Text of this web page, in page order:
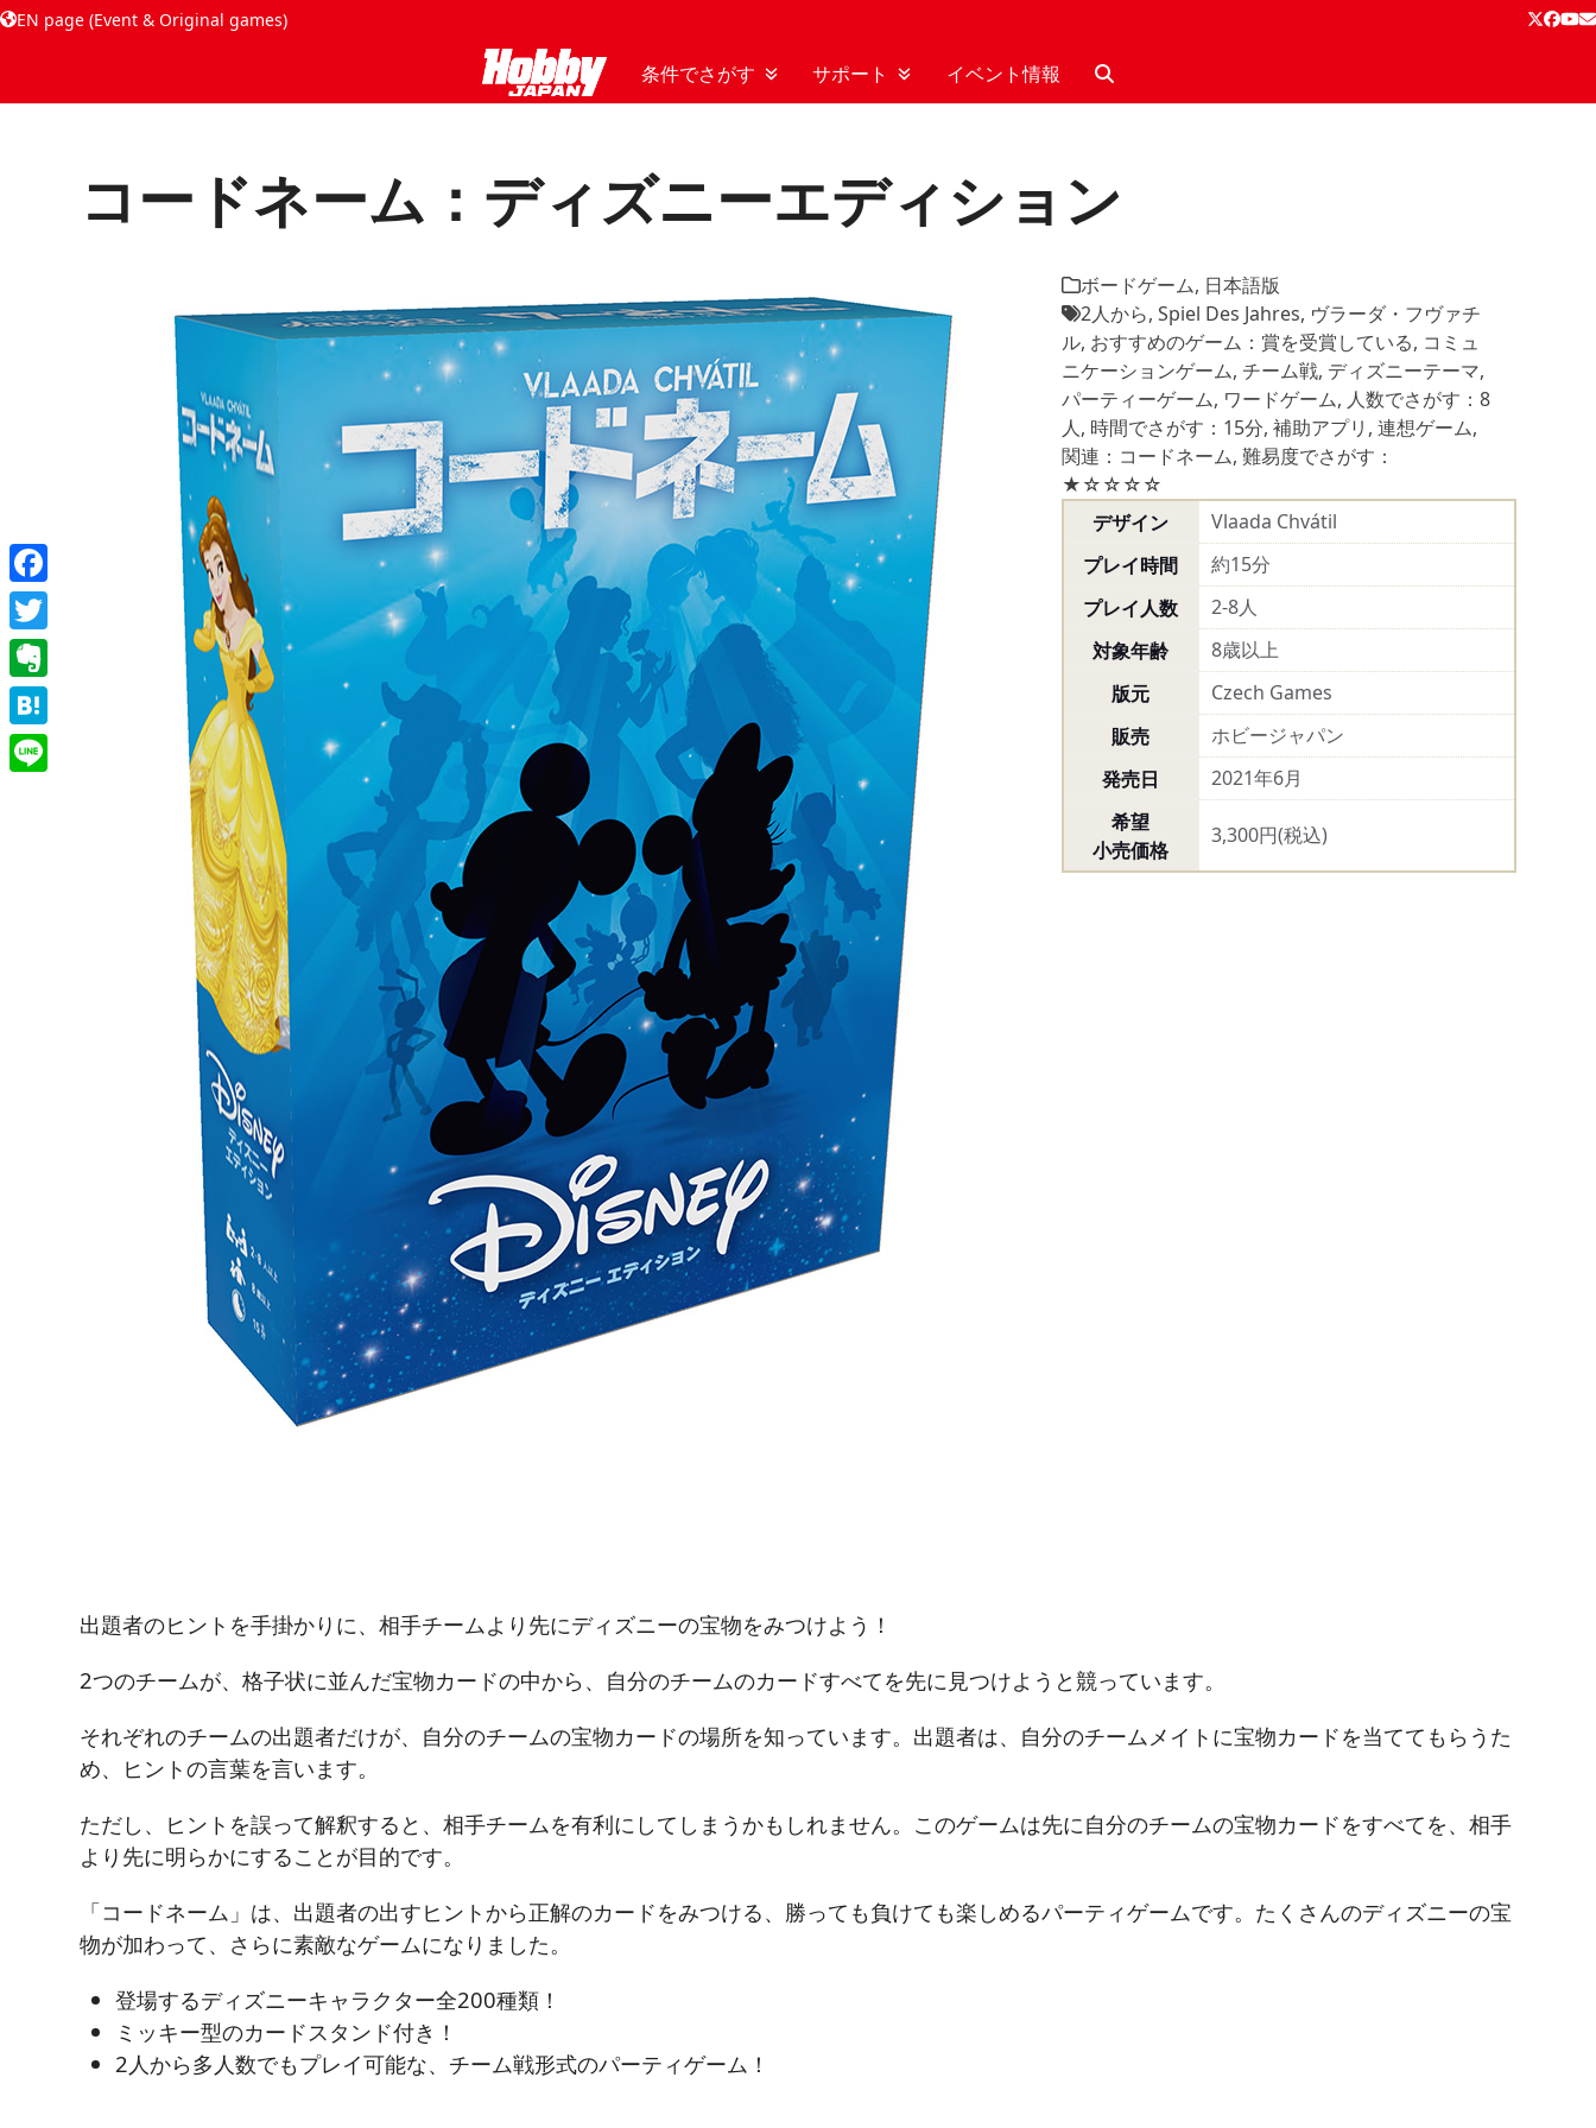
EN page (Event & Original games) Twitter
条件でさがす サポート イベント情報
コードネーム：ディズニーエディション
ボードゲーム, 日本語版
2人から, Spiel Des Jahres, ヴラーダ・フヴァチ
ル, おすすめのゲーム：賞を受賞している, コミュ
ニケーションゲーム, チーム戦, ディズニーテーマ,
パーティーゲーム, ワードゲーム, 人数でさがす：8
人, 時間でさがす：15分, 補助アプリ , 連想ゲーム,
関連：コードネーム, 難易度でさがす：
★☆☆☆☆
デザイン
Vlaada Chvátil
プレイ時間
約15分
プレイ人数
2-8人
対象年齢
8歳以上
版元
Czech Games
販売
ホビージャパン
発売日
2021年6月
希望
小売価格
3,300円(税込)
出題者のヒントを手掛かりに、相手チームより先にディズニーの宝物をみつけよう！
2つのチームが、格子状に並んだ宝物カードの中から、自分のチームのカードすべてを先に見つけようと競っています。
それぞれのチームの出題者だけが、自分のチームの宝物カードの場所を知っています。出題者は、自分のチームメイトに宝物カードを当ててもらうた
め、ヒントの言葉を言います。
ただし、ヒントを誤って解釈すると、相手チームを有利にしてしまうかもしれません。このゲームは先に自分のチームの宝物カードをすべてを、相手
より先に明らかにすることが目的です。
「コードネーム」は、出題者の出すヒントから正解のカードをみつける、勝っても負けても楽しめるパーティゲームです。たくさんのディズニーの宝
物が加わって、さらに素敵なゲームになりました。
登場するディズニーキャラクター全200種類！
ミッキー型のカードスタンド付き！
2人から多人数でもプレイ可能な、チーム戦形式のパーティゲーム！
Facebook
Twitter
Evernote
Hatena